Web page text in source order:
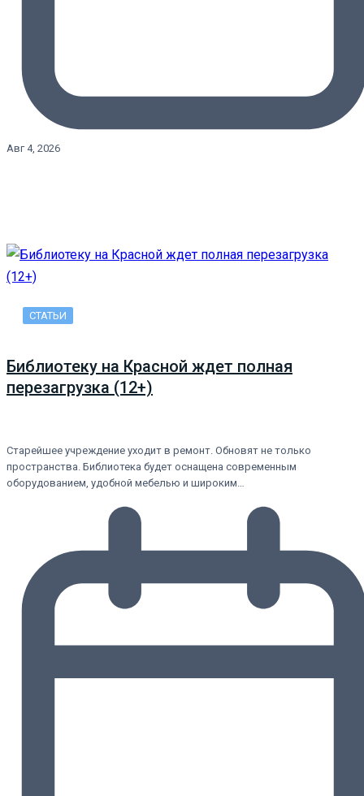
Авг 4, 2026
СТАТЬИ
Библиотеку на Красной ждет полная
перезагрузка (12+)
Старейшее учреждение уходит в ремонт. Обновят не только
пространства. Библиотека будет оснащена современным
оборудованием, удобной мебелью и широким…